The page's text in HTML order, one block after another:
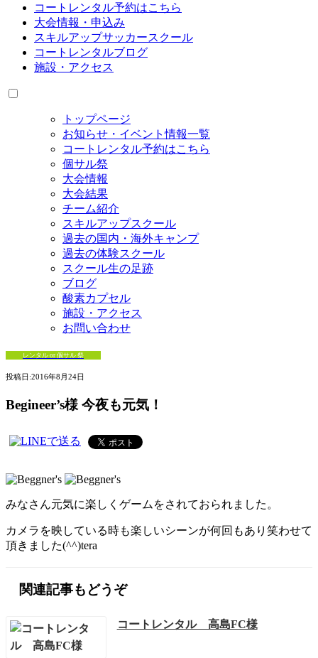
コートレンタル予約はこちら
大会情報・申込み
スキルアップサッカースクール
コートレンタルブログ
施設・アクセス
トップページ
お知らせ・イベント情報一覧
コートレンタル予約はこちら
個サル祭
大会情報
大会結果
チーム紹介
スキルアップスクール
過去の国内・海外キャンプ
過去の体験スクール
スクール生の足跡
ブログ
酸素カプセル
施設・アクセス
お問い合わせ
レンタル or 個サル 祭
投稿日:2016年8月24日
Begineer’s様 今夜も元気！
みなさん元気に楽しくゲームをされておられました。
カメラを映している時も楽しいシーンが何回もあり笑わせて
頂きました(^^)tera
関連記事もどうぞ
コートレンタル 高島FC様